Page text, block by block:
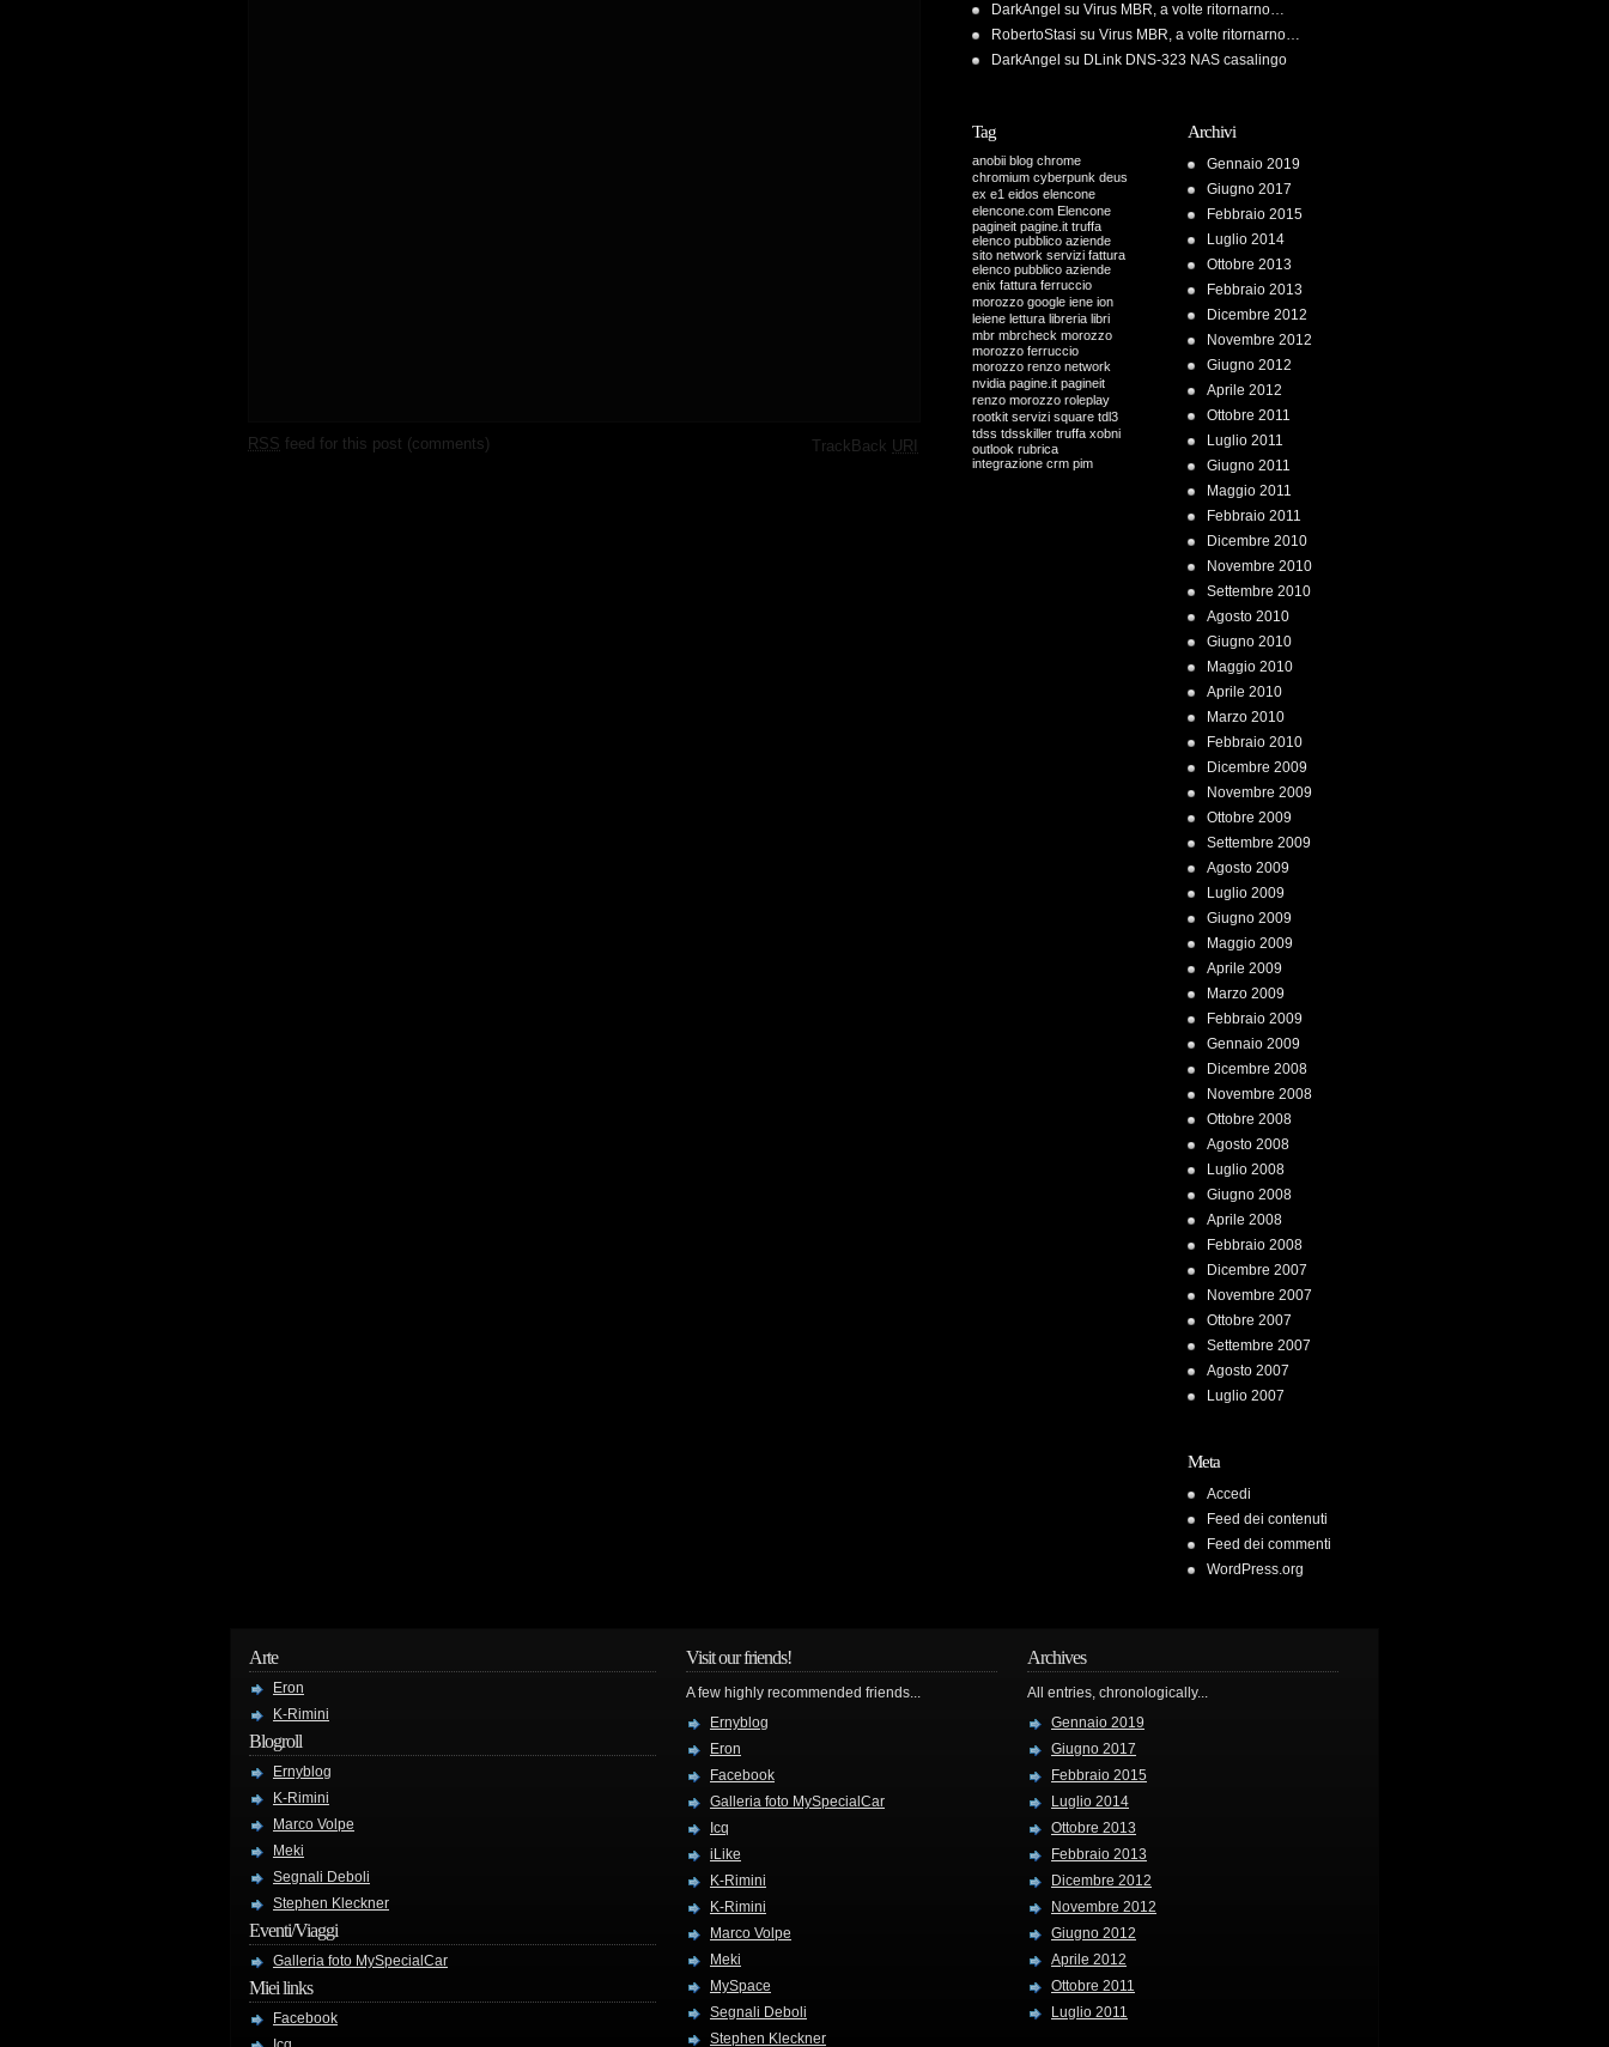
RSS feed for this post (comments) TrackBack URI
DarkAngel su Virus MBR, a volte ritornarno…
RobertoStasi su Virus MBR, a volte ritornarno…
DarkAngel su DLink DNS-323 NAS casalingo
Tag
anobii blog chrome
chromium cyberpunk deus
ex e1 eidos elencone
elencone.com Elencone
pagineit pagine.it truffa
elenco pubblico aziende
sito network servizi fattura
elenco pubblico aziende
enix fattura ferruccio
morozzo google iene ion
leiene lettura libreria libri
mbr mbrcheck morozzo
morozzo ferruccio
morozzo renzo network
nvidia pagine.it pagineit
renzo morozzo roleplay
rootkit servizi square tdl3
tdss tdsskiller truffa xobni
outlook rubrica
integrazione crm pim
Archivi
Gennaio 2019
Giugno 2017
Febbraio 2015
Luglio 2014
Ottobre 2013
Febbraio 2013
Dicembre 2012
Novembre 2012
Giugno 2012
Aprile 2012
Ottobre 2011
Luglio 2011
Giugno 2011
Maggio 2011
Febbraio 2011
Dicembre 2010
Novembre 2010
Settembre 2010
Agosto 2010
Giugno 2010
Maggio 2010
Aprile 2010
Marzo 2010
Febbraio 2010
Dicembre 2009
Novembre 2009
Ottobre 2009
Settembre 2009
Agosto 2009
Luglio 2009
Giugno 2009
Maggio 2009
Aprile 2009
Marzo 2009
Febbraio 2009
Gennaio 2009
Dicembre 2008
Novembre 2008
Ottobre 2008
Agosto 2008
Luglio 2008
Giugno 2008
Aprile 2008
Febbraio 2008
Dicembre 2007
Novembre 2007
Ottobre 2007
Settembre 2007
Agosto 2007
Luglio 2007
Meta
Accedi
Feed dei contenuti
Feed dei commenti
WordPress.org
Arte
Eron
K-Rimini
Blogroll
Ernyblog
K-Rimini
Marco Volpe
Meki
Segnali Deboli
Stephen Kleckner
Eventi/Viaggi
Galleria foto MySpecialCar
Miei links
Facebook
Visit our friends!
A few highly recommended friends...
Ernyblog
Eron
Facebook
Galleria foto MySpecialCar
Icq
iLike
K-Rimini
K-Rimini
Marco Volpe
Meki
MySpace
Segnali Deboli
Stephen Kleckner
Archives
All entries, chronologically...
Gennaio 2019
Giugno 2017
Febbraio 2015
Luglio 2014
Ottobre 2013
Febbraio 2013
Dicembre 2012
Novembre 2012
Giugno 2012
Aprile 2012
Ottobre 2011
Luglio 2011